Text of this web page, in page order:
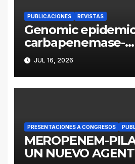
PUBLICACIONES REVISTAS
Genomic
carbapenemase-
producing
cloacae complex in
Argentina: a
JUL 16, 2026
PRESENTACIONES A CONGRESOS
MEROPENEM-
UN NUEVO